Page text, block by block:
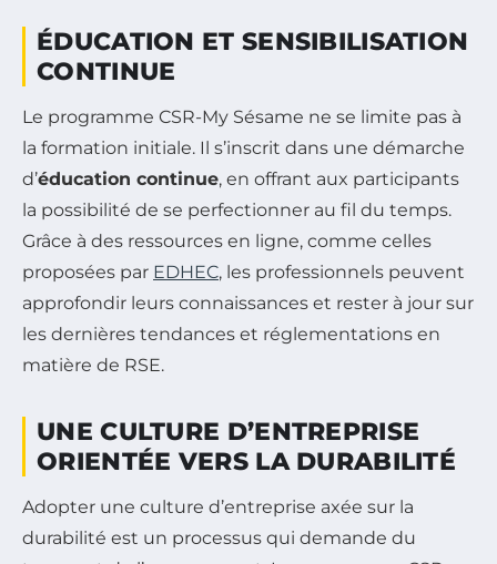
ÉDUCATION ET SENSIBILISATION
CONTINUE
Le programme CSR-My Sésame ne se limite pas à
la formation initiale. Il s’inscrit dans une démarche
d’éducation continue, en offrant aux participants
la possibilité de se perfectionner au fil du temps.
Grâce à des ressources en ligne, comme celles
proposées par EDHEC, les professionnels peuvent
approfondir leurs connaissances et rester à jour sur
les dernières tendances et réglementations en
matière de RSE.
UNE CULTURE D’ENTREPRISE
ORIENTÉE VERS LA DURABILITÉ
Adopter une culture d’entreprise axée sur la
durabilité est un processus qui demande du